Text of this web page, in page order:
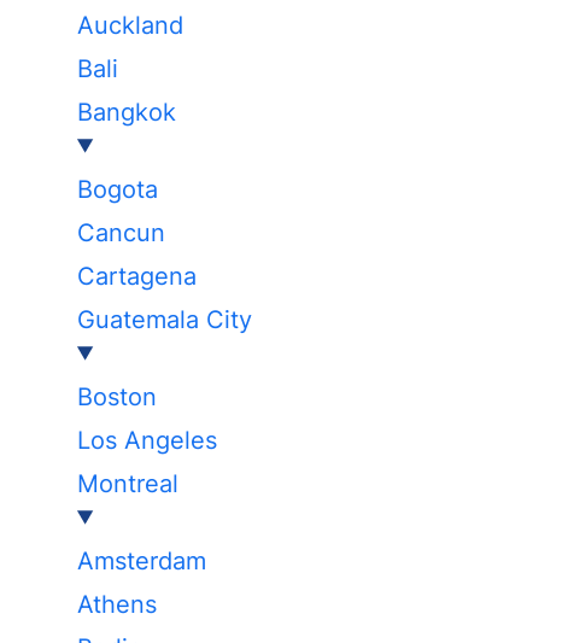
Auckland
Bali
Bangkok
Bogota
Cancun
Cartagena
Guatemala City
Boston
Los Angeles
Montreal
Amsterdam
Athens